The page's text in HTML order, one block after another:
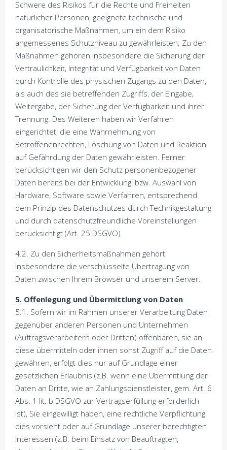
Schwere des Risikos für die Rechte und Freiheiten
natürlicher Personen, geeignete technische und
organisatorische Maßnahmen, um ein dem Risiko
angemessenes Schutzniveau zu gewährleisten; Zu den
Maßnahmen gehören insbesondere die Sicherung der
Vertraulichkeit, Integrität und Verfügbarkeit von Daten
durch Kontrolle des physischen Zugangs zu den Daten,
als auch des sie betreffenden Zugriffs, der Eingabe,
Weitergabe, der Sicherung der Verfügbarkeit und ihrer
Trennung. Des Weiteren haben wir Verfahren
eingerichtet, die eine Wahrnehmung von
Betroffenenrechten, Löschung von Daten und Reaktion
auf Gefährdung der Daten gewährleisten. Ferner
berücksichtigen wir den Schutz personenbezogener
Daten bereits bei der Entwicklung, bzw. Auswahl von
Hardware, Software sowie Verfahren, entsprechend
dem Prinzip des Datenschutzes durch Technikgestaltung
und durch datenschutzfreundliche Voreinstellungen
berücksichtigt (Art. 25 DSGVO).
4.2. Zu den Sicherheitsmaßnahmen gehört
insbesondere die verschlüsselte Übertragung von
Daten zwischen Ihrem Browser und unserem Server.
5. Offenlegung und Übermittlung von Daten
5.1. Sofern wir im Rahmen unserer Verarbeitung Daten
gegenüber anderen Personen und Unternehmen
(Auftragsverarbeitern oder Dritten) offenbaren, sie an
diese übermitteln oder ihnen sonst Zugriff auf die Daten
gewähren, erfolgt dies nur auf Grundlage einer
gesetzlichen Erlaubnis (z.B. wenn eine Übermittlung der
Daten an Dritte, wie an Zahlungsdienstleister, gem. Art. 6
Abs. 1 lit. b DSGVO zur Vertragserfüllung erforderlich
ist), Sie eingewilligt haben, eine rechtliche Verpflichtung
dies vorsieht oder auf Grundlage unserer berechtigten
Interessen (z.B. beim Einsatz von Beauftragten,